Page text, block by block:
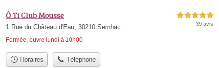
Ô Ti Club Mousse
1 Rue du Château d'Eau, 30210 Sernhac
Fermée, ouvre lundi à 10h00
5,0 étoiles sur 5
39 avis
Horaires Téléphone